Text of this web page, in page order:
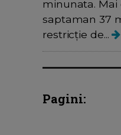
minunata.
saptaman 37
restricție de...
Pagini: